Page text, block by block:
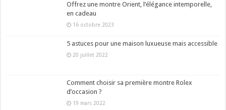
Offrez une montre Orient, l’élégance intemporelle,
en cadeau
16 octobre 2023
5 astuces pour une maison luxueuse mais accessible
20 juillet 2022
Comment choisir sa première montre Rolex
d’occasion ?
19 mars 2022